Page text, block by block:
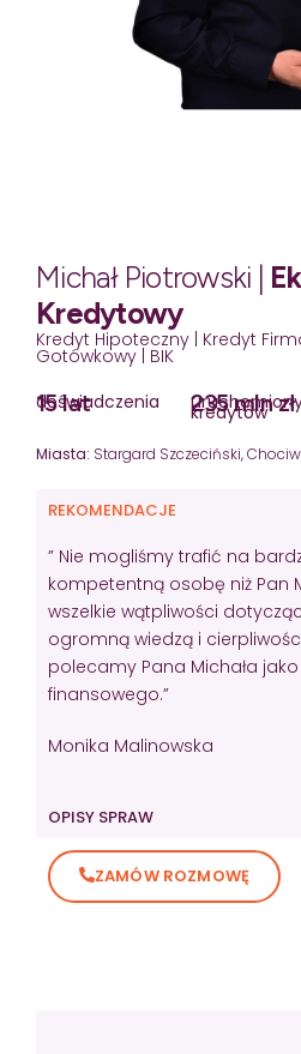
Michał Piotrowski |
Kredytowy
Kredyt Hipoteczny | Kredyt
Gotówkowy | BIK
15 lat
doświadczenia 235 mln zł
kredytów
Miasta: Stargard Szczeciński,
REKOMENDACJE
” Nie mogliśmy trafić na
kompetentną osobę niż Pan
wszelkie wątpliwości
ogromną wiedzą i
polecamy Pana Michała
finansowego.”
Monika Malinowska
OPISY SPRAW
ZAMÓW ROZMOWĘ